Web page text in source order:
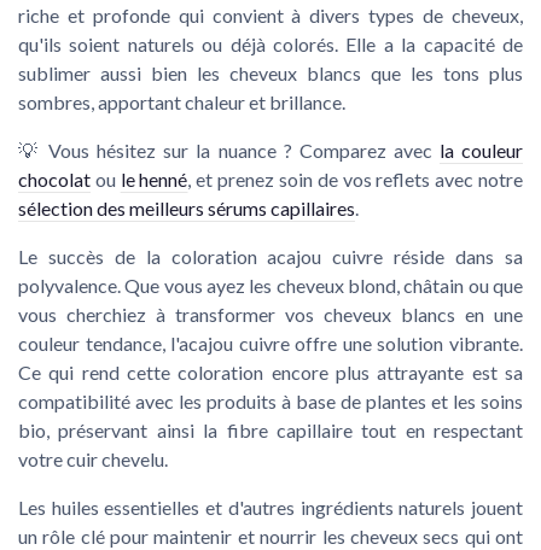
riche et profonde qui convient à divers types de cheveux,
qu'ils soient naturels ou déjà colorés. Elle a la capacité de
sublimer aussi bien les cheveux blancs que les tons plus
sombres, apportant chaleur et brillance.
💡Vous hésitez sur la nuance ? Comparez avec la couleur
chocolat ou le henné, et prenez soin de vos reflets avec notre
sélection des meilleurs sérums capillaires.
Le succès de la coloration acajou cuivre réside dans sa
polyvalence. Que vous ayez les cheveux blond, châtain ou que
vous cherchiez à transformer vos cheveux blancs en une
couleur tendance, l'acajou cuivre offre une solution vibrante.
Ce qui rend cettecoloration encore plus attrayante est sa
compatibilité avec les produits à base de plantes et les soins
bio, préservant ainsi la fibre capillairetout en respectant
votre cuir chevelu.
Les huiles essentielles et d'autres ingrédients naturels jouent
un rôle clé pour maintenir et nourrir les cheveux secs qui ont